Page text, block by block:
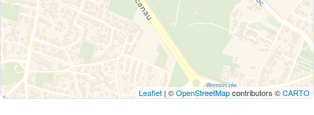
Leaflet | ©OpenStreetMapcontributors ©CARTO